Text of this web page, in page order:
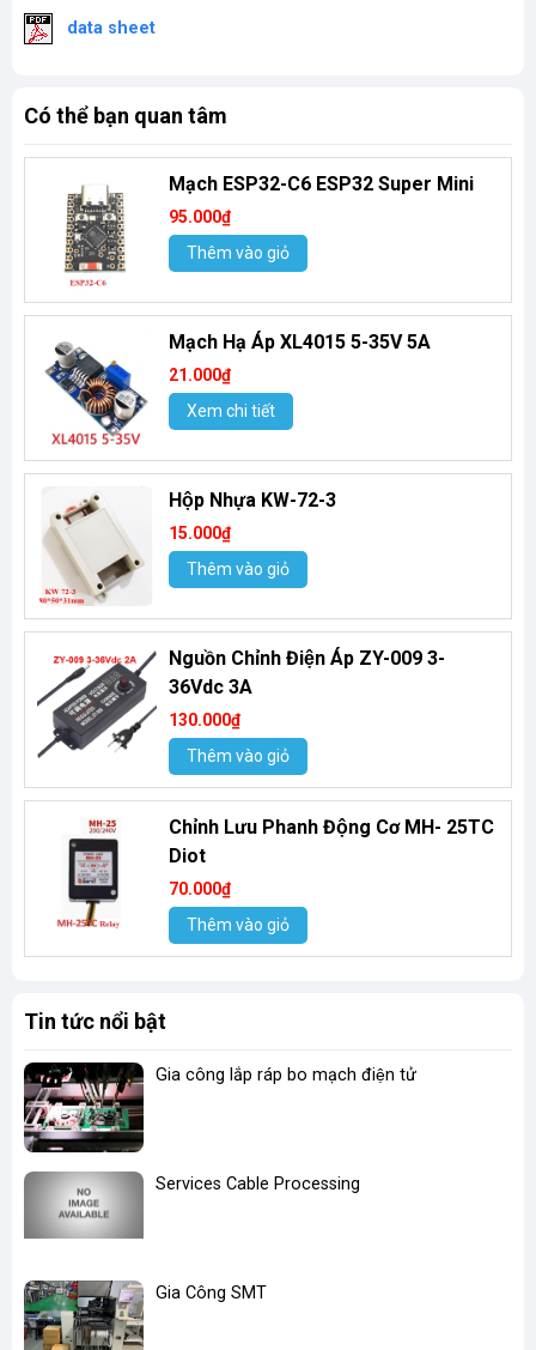
data sheet
Có thể bạn quan tâm
Mạch ESP32-C6 ESP32 Super Mini
95.000₫
Thêm vào giỏ
Mạch Hạ Áp XL4015 5-35V 5A
21.000₫
Xem chi tiết
Hộp Nhựa KW-72-3
15.000₫
Thêm vào giỏ
Nguồn Chỉnh Điện Áp ZY-009 3-
36Vdc 3A
130.000₫
Thêm vào giỏ
Chỉnh Lưu Phanh Động Cơ MH- 25TC
Diot
70.000₫
Thêm vào giỏ
Tin tức nổi bật
Gia công lắp ráp bo mạch điện tử
Services Cable Processing
Gia Công SMT